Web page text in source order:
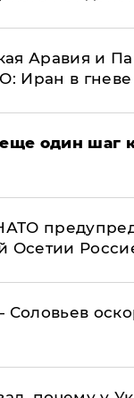
Аравия и
Иран в гневе
один шаг
Осетии
Соловьев